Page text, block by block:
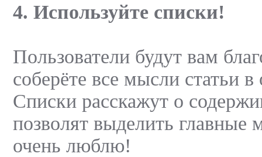
4. Используйте списки!
Пользователи будут вам
соберёте все мысли статьи
Списки расскажут о
позволят выделить
очень люблю!